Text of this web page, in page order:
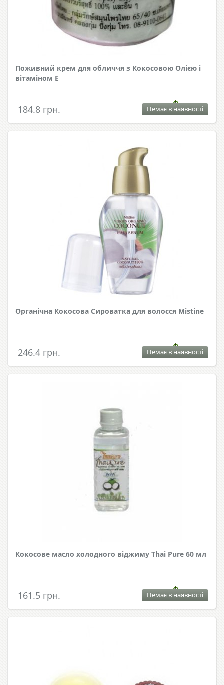
Поживний крем для обличчя з Кокосовою Олією і
вітаміном Е
184.8 грн. Немає в наявності
Органічна Кокосова Сироватка для волосся Mistine
246.4 грн. Немає в наявності
Кокосове масло холодного віджиму Thai Pure 60 мл
161.5 грн. Немає в наявності